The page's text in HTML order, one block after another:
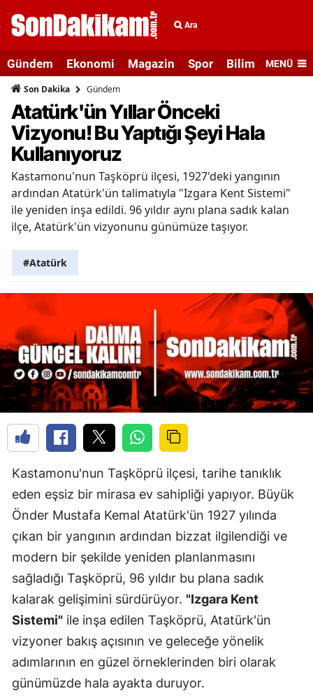
Ara
Gündem Ekonomi Magazin Spor Bilim veMENÜ
Son Dakika Gündem
Atatürk'ün Yıllar Önceki
Vizyonu! Bu Yaptığı Şeyi Hala
Kullanıyoruz
Kastamonu'nun Taşköprü ilçesi, 1927'deki yangının
ardından Atatürk'ün talimatıyla "Izgara Kent Sistemi"
ile yeniden inşa edildi. 96 yıldır aynı plana sadık kalan
ilçe, Atatürk'ün vizyonunu günümüze taşıyor.
#Atatürk
Kastamonu'nun Taşköprü ilçesi, tarihe tanıklık
eden eşsiz bir mirasa ev sahipliği yapıyor. Büyük
Önder Mustafa Kemal Atatürk'ün 1927 yılında
çıkan bir yangının ardından bizzat ilgilendiği ve
modern bir şekilde yeniden planlanmasını
sağladığı Taşköprü, 96 yıldır bu plana sadık
kalarak gelişimini sürdürüyor. "Izgara Kent
Sistemi" ile inşa edilen Taşköprü, Atatürk'ün
vizyoner bakış açısının ve geleceğe yönelik
adımlarının en güzel örneklerinden biri olarak
günümüzde hala ayakta duruyor.